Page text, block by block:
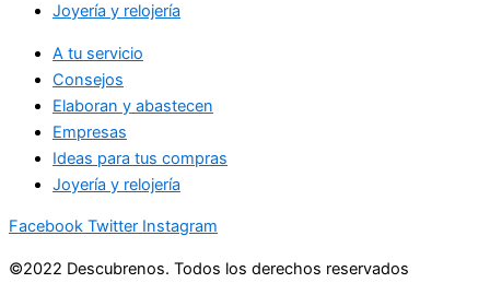
Joyería y relojería
A tu servicio
Consejos
Elaboran y abastecen
Empresas
Ideas para tus compras
Joyería y relojería
Facebook Twitter Instagram
©2022 Descubrenos. Todos los derechos reservados